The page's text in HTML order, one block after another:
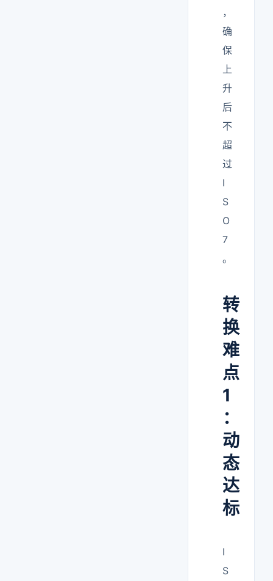
，
确
保
上
升
后
不
超
过
I
S
O
7
。
转
换
难
点
1
：
动
态
达
标
I
S